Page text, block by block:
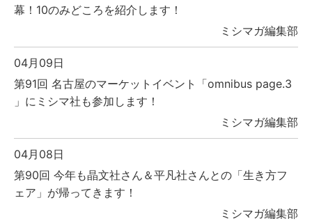
幕！10のみどころを紹介します！
ミシマガ編集部
04月09日
第91回 名古屋のマーケットイベント「omnibus page.3
」にミシマ社も参加します！
ミシマガ編集部
04月08日
第90回 今年も晶文社さん＆平凡社さんとの「生き方フ
ェア」が帰ってきます！
ミシマガ編集部